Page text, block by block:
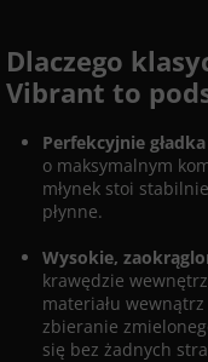
Dlaczego
Vibrant to
Perfekcyjnie
o maksymalnym
młynek stoi
płynne.
Wysokie,
krawędzie
materiału
zbieranie
się bez żadnych